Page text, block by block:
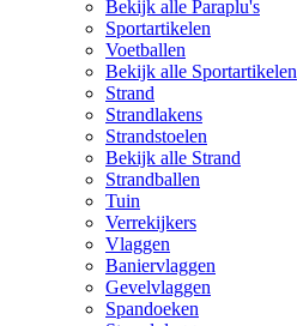
Bekijk alle Paraplu's
Sportartikelen
Voetballen
Bekijk alle Sportartikelen
Strand
Strandlakens
Strandstoelen
Bekijk alle Strand
Strandballen
Tuin
Verrekijkers
Vlaggen
Baniervlaggen
Gevelvlaggen
Spandoeken